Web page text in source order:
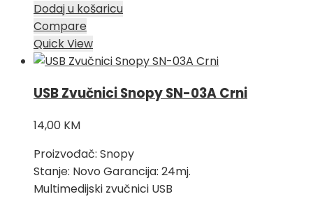
Dodaj u košaricu
Compare
Quick View
USB Zvučnici Snopy SN-03A Crni
14,00 KM
Proizvođač: Snopy
Stanje: Novo Garancija: 24mj.
Multimedijski zvučnici USB